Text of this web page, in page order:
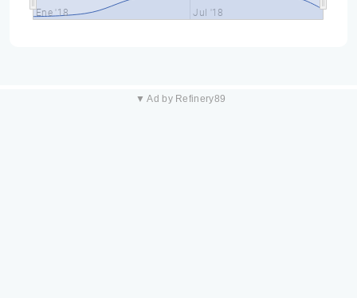
Ene '18 Jul '18
▼ Ad by Refinery89